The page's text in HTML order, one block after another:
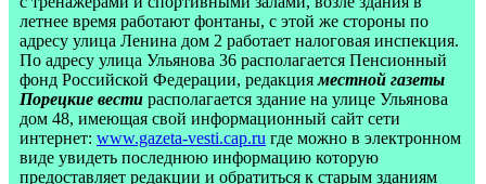
летнее время работают фонтаны, с этой же стороны по
адресу улица Ленина дом 2 работает налоговая инспекция.
По адресу улица Ульянова 36 располагается Пенсионный
фонд Российской Федерации, редакцияместной газеты
Порецкие вести располагается здание на улице Ульянова
дом 48, имеющая свой информационный сайт сети
интернет: www.gazeta-vesti.cap.ru где можно в электронном
виде увидеть последнюю информацию которую
предоставляет редакции и обратиться к старым зданиям